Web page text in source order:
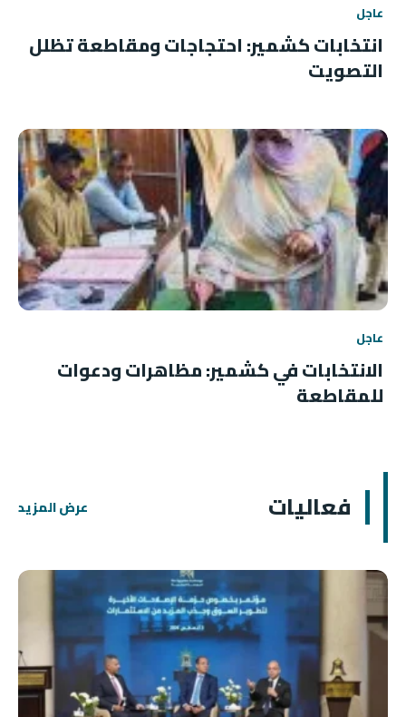
عاجل
انتخابات كشمير: احتجاجات ومقاطعة تظلل
التصويت
عاجل
الانتخابات في كشمير: مظاهرات ودعوات
للمقاطعة
فعاليات عرض المزيد